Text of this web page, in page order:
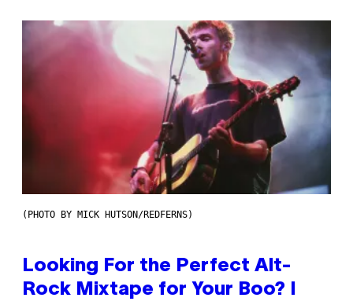
(PHOTO BY MICK HUTSON/REDFERNS)
Looking For the Perfect Alt-
Rock Mixtape for Your Boo? I